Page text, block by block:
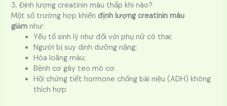
3. Định lượng creatinin máu thấp khi nào?
Một số trường hợp khiến định lượng creatinin máu
giảm như:
Yếu tố sinh lý như đối với phụ nữ có thai;
Người bị suy dinh dưỡng nặng;
Hòa loãng máu;
Bệnh cơ gây teo mô cơ.
Hội chứng tiết hormone chống bài niệu (ADH) không
thích hợp